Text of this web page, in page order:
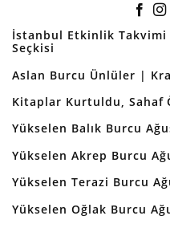
İstanbul Etkinlik
Seçkisi
Aslan Burcu Ünlüler |
Kitaplar Kurtuldu, Sahaf
Yükselen Balık Burcu
Yükselen Akrep Burcu
Yükselen Terazi Burcu
Yükselen Oğlak Burcu